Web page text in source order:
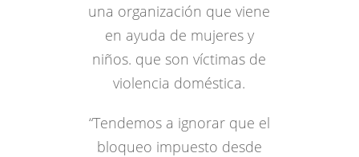
una organización que viene
en ayuda de mujeres y
niños. que son víctimas de
violencia doméstica.
“Tendemos a ignorar que el
bloqueo impuesto desde